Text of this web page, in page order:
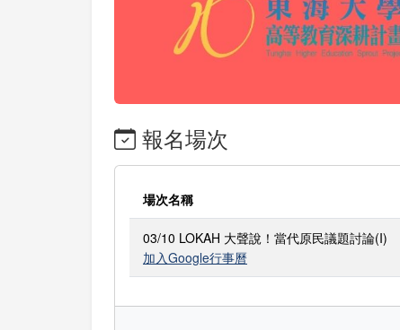
報名場次
場次名稱
03/10 LOKAH 大聲說！當代原民議題討論(I)
加入Google行事曆